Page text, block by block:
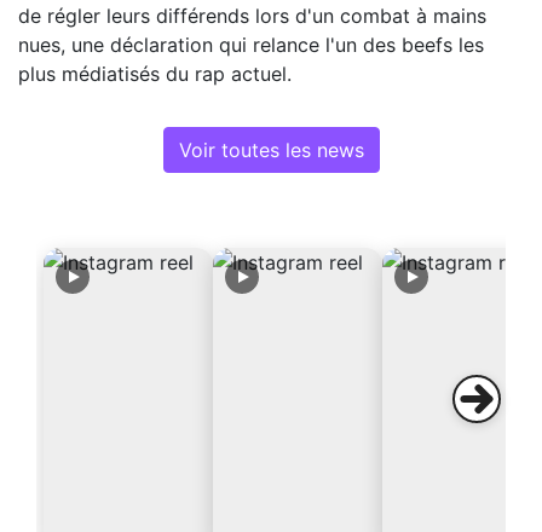
de régler leurs différends lors d'un combat à mains
nues, une déclaration qui relance l'un des beefs les
plus médiatisés du rap actuel.
Voir toutes les news